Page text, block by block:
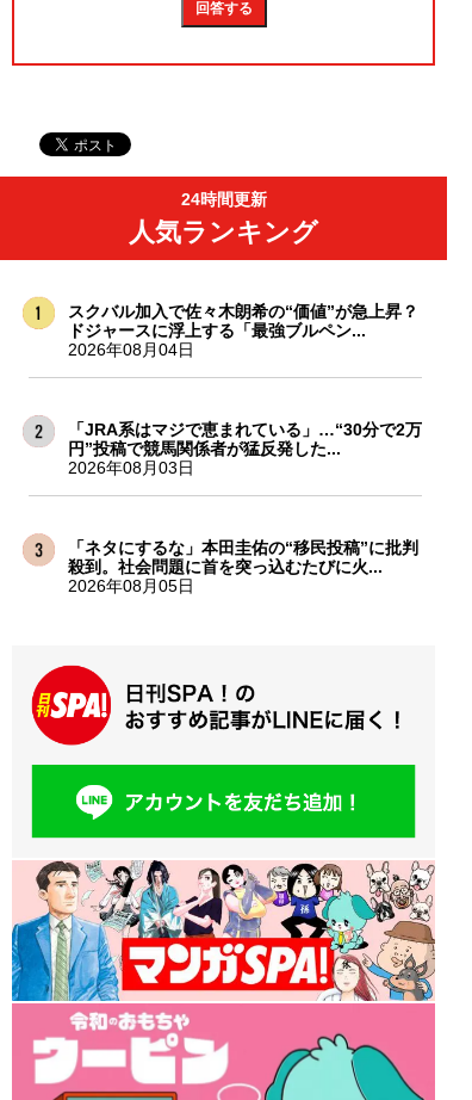
24時間更新
人気ランキング
スクバル加入で佐々木朗希の“価値”が急上昇？
ドジャースに浮上する「最強ブルペン...
2026年08月04日
「JRA系はマジで恵まれている」…“30分で2万
円”投稿で競馬関係者が猛反発した...
2026年08月03日
「ネタにするな」本田圭佑の“移民投稿”に批判
殺到。社会問題に首を突っ込むたびに火...
2026年08月05日